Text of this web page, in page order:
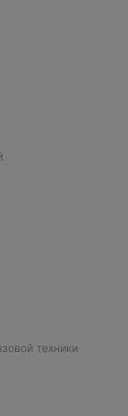
техники